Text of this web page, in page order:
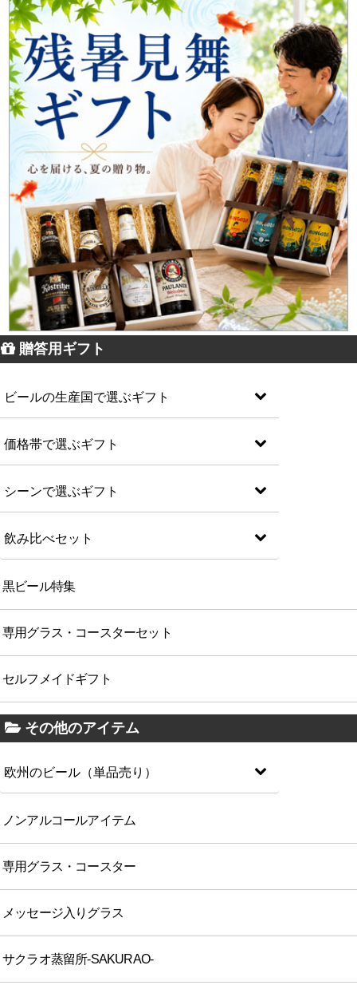
贈答用ギフト
ビールの生産国で選ぶギフト
価格帯で選ぶギフト
シーンで選ぶギフト
飲み比べセット
黒ビール特集
専用グラス・コースターセット
セルフメイドギフト
その他のアイテム
欧州のビール（単品売り）
ノンアルコールアイテム
専用グラス・コースター
メッセージ入りグラス
サクラオ蒸留所-SAKURAO-